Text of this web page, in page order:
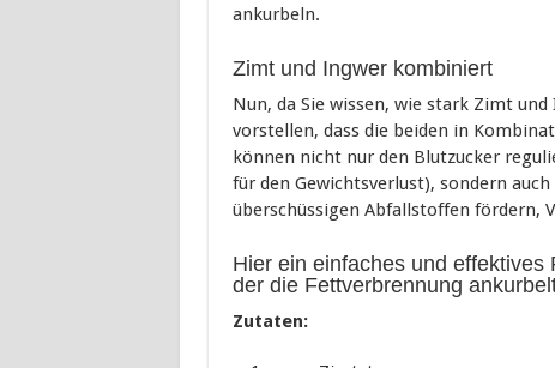
ankurbeln.
Zimt und Ingwer kombiniert
Nun, da Sie wissen, wie stark Zimt
vorstellen, dass die beiden in
können nicht nur den Blutzucker
für den Gewichtsverlust), sondern
überschüssigen Abfallstoffen fördern,
Hier ein einfaches und effektives
der die Fettverbrennung
Zutaten: